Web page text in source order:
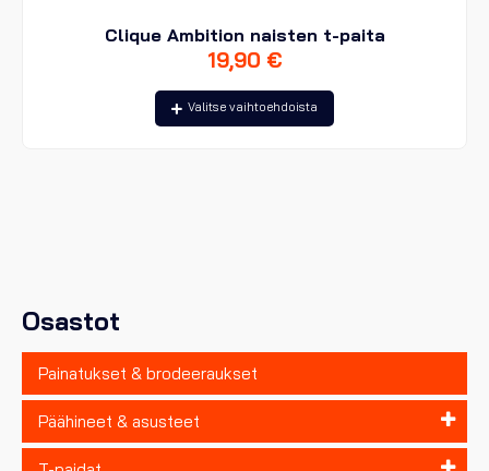
Osastot
Painatukset & brodeeraukset
Päähineet & asusteet
Clique Ambition naisten t-paita
19,90 €
Valitse vaihtoehdoista
Tällä
tuotteella